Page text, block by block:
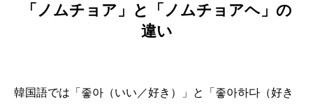
「ノムチョア」と「ノムチョアヘ」の
違い
韓国語では「좋아（いい／好き）」と「좋아하다（好き